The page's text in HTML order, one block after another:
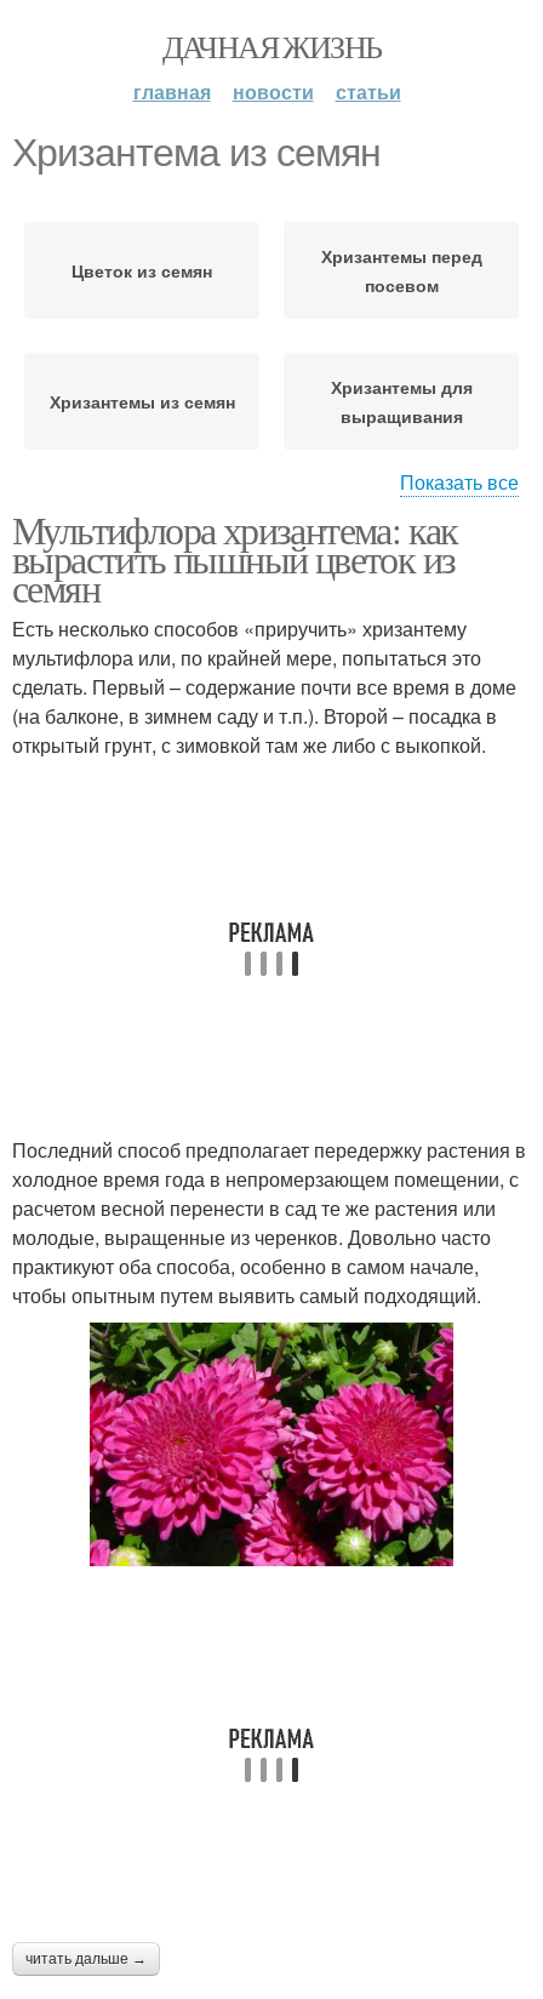
ДАЧНАЯ ЖИЗНЬ
главная новости статьи
Хризантема из семян
Цветок из семян
Хризантемы перед
посевом
Хризантемы из семян
Хризантемы для
выращивания
Хризантемы к посеву
Показать все
Мультифлора хризантема: как
вырастить пышный цветок из
семян
Есть несколько способов «приручить» хризантему
мультифлора или, по крайней мере, попытаться это
сделать. Первый – содержание почти все время в доме
(на балконе, в зимнем саду и т.п.). Второй – посадка в
открытый грунт, с зимовкой там же либо с выкопкой.
Последний способ предполагает передержку растения в
холодное время года в непромерзающем помещении, с
расчетом весной перенести в сад те же растения или
молодые, выращенные из черенков. Довольно часто
практикуют оба способа, особенно в самом начале,
чтобы опытным путем выявить самый подходящий.
читать дальше →